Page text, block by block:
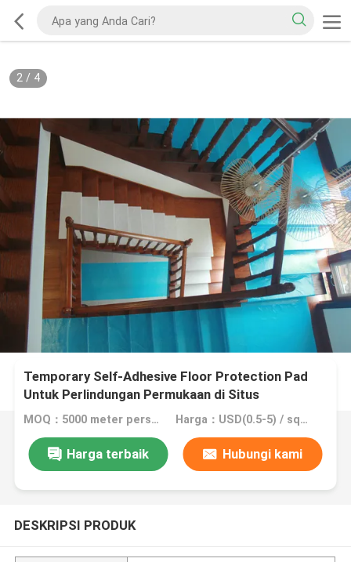
2/ 4
Temporary Self-Adhesive Floor Protection Pad
Untuk Perlindungan Permukaan di Situs
Konstruksi
MOQ：5000 meter persegi, 20.000 meter persegi dengan pencetakan Harga：USD(0.5-5) / square meter
Harga terbaik Hubungi kami
DESKRIPSI PRODUK